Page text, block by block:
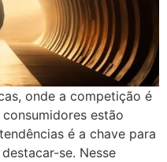
onde a competição é
estão
é a chave para
se. Nesse